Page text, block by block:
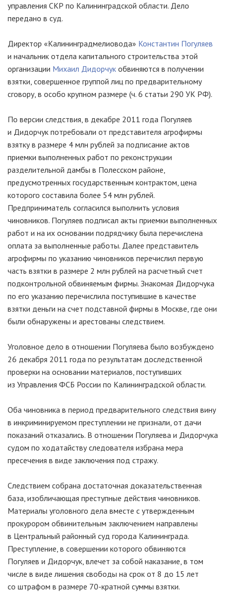
управления СКР по Калининградской области. Дело
передано в суд.
Директор «Калининградмелиовода» Константин Погуляев
и начальник отдела капитального строительства этой
организации Михаил Дидорчук обвиняются в получении
взятки, совершенное группой лиц по предварительному
сговору, в особо крупном размере (ч. 6 статьи 290 УК РФ).
По версии следствия, в декабре 2011 года Погуляев
и Дидорчук потребовали от представителя агрофирмы
взятку в размере 4 млн рублей за подписание актов
приемки выполненных работ по реконструкции
разделительной дамбы в Полесском районе,
предусмотренных государственным контрактом, цена
которого составила более 54 млн рублей.
Предприниматель согласился выполнить условия
чиновников. Погуляев подписал акты приемки выполненных
работ и на их основании подрядчику была перечислена
оплата за выполненные работы. Далее представитель
агрофирмы по указанию чиновников перечислил первую
часть взятки в размере 2 млн рублей на расчетный счет
подконтрольной обвиняемым фирмы. Знакомая Дидорчука
по его указанию перечислила поступившие в качестве
взятки деньги на счет подставной фирмы в Москве, где они
были обнаружены и арестованы следствием.
Уголовное дело в отношении Погуляева было возбуждено
26 декабря 2011 года по результатам доследственной
проверки на основании материалов, поступивших
из Управления ФСБ России по Калининградской области.
Оба чиновника в период предварительного следствия вину
в инкриминируемом преступлении не признали, от дачи
показаний отказались. В отношении Погуляева и Дидорчука
судом по ходатайству следователя избрана мера
пресечения в виде заключения под стражу.
Следствием собрана достаточная доказательственная
база, изобличающая преступные действия чиновников.
Материалы уголовного дела вместе с утвержденным
прокурором обвинительным заключением направлены
в Центральный районный суд города Калининграда.
Преступление, в совершении которого обвиняются
Погуляев и Дидорчук, влечет за собой наказание, в том
числе в виде лишения свободы на срок от 8 до 15 лет
со штрафом в размере 70-кратной суммы взятки.